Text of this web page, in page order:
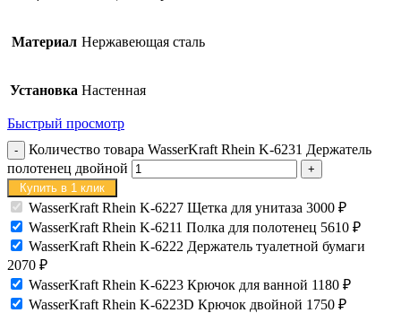
Материал Нержавеющая сталь
Установка Настенная
Быстрый просмотр
Количество товара WasserKraft Rhein K-6231 Держатель
полотенец двойной
Купить в 1 клик
WasserKraft Rhein K-6227 Щетка для унитаза 3000 ₽
WasserKraft Rhein K-6211 Полка для полотенец 5610 ₽
WasserKraft Rhein K-6222 Держатель туалетной бумаги
2070 ₽
WasserKraft Rhein K-6223 Крючок для ванной 1180 ₽
WasserKraft Rhein K-6223D Крючок двойной 1750 ₽